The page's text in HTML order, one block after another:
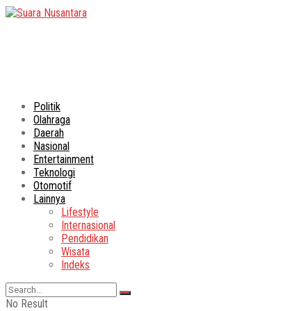
Politik
Olahraga
Daerah
Nasional
Entertainment
Teknologi
Otomotif
Lainnya
Lifestyle
Internasional
Pendidikan
Wisata
Indeks
No Result